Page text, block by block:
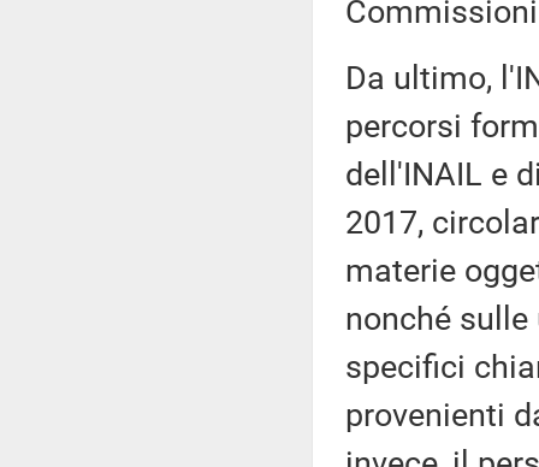
Da ultimo,
percorsi
dell'INAIL e
2017,
materie
nonché
specifici
provenienti